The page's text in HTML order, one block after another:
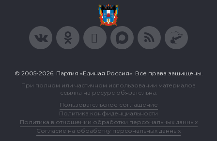
© 2005-2026, Партия «Единая Россия». Все права защищены.
При полном или частичном использовании материалов
ссылка на ресурс обязательна.
Пользовательское соглашение
Политика конфиденциальности
Политика в отношении обработки персональных данных
Согласие на обработку персональных данных